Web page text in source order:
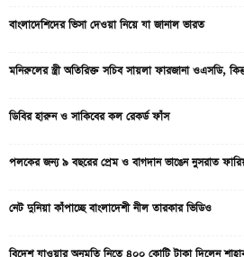
বাংলাদেশিদের ভিসা দেওয়া নিয়ে যা জানাল ভারত
মনিরুলের স্ত্রী অতিরিক্ত সচিব সায়লা ফারজানা ওএসডি,
ডিবির হারুন ও সাকিবের কল রেকর্ড ফাঁস
পলকের জন্য ৯ বছরের প্রেম ও বাগদান ভাঙেন নুসরাত
নেট দুনিয়া কাঁপাচ্ছে বাংলাদেশী নীল তারকার ভিডিও
বিদেশ যাওয়ার অনুমতি নিতে ৪০০ কোটি টাকা দিলেন